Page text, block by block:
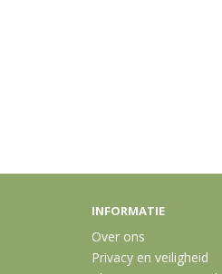
INFORMATIE
Over ons
Privacy en veiligheid